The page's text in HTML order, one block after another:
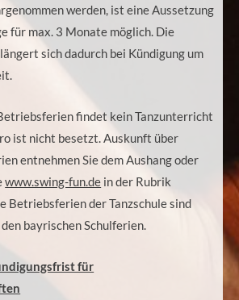
werden, ist eine Aussetzung
für max. 3 Monate möglich. Die
sich dadurch bei Kündigung um
findet kein Tanzunterricht
ist nicht besetzt. Auskunft über
entnehmen Sie dem Aushang oder
www.swing-fun.de in der Rubrik
Betriebsferien der Tanzschule sind
bayrischen Schulferien.
für